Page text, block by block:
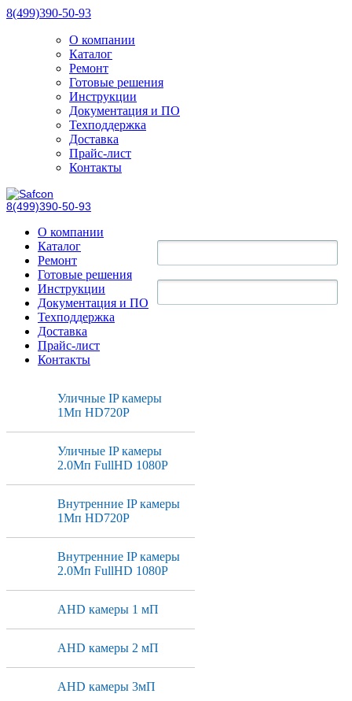
8(499)390-50-93
О компании
Каталог
Ремонт
Готовые решения
Инструкции
Документация и ПО
Техподдержка
Доставка
Прайс-лист
Контакты
8(499)390-50-93
О компании
Каталог
Ремонт
Готовые решения
Инструкции
Документация и ПО
Техподдержка
Доставка
Прайс-лист
Контакты
Уличные IP камеры
1Мп HD720P
Уличные IP камеры
2.0Мп FullHD 1080P
Внутренние IP камеры
1Мп HD720P
Внутренние IP камеры
2.0Мп FullHD 1080P
AHD камеры 1 мП
AHD камеры 2 мП
AHD камеры 3мП